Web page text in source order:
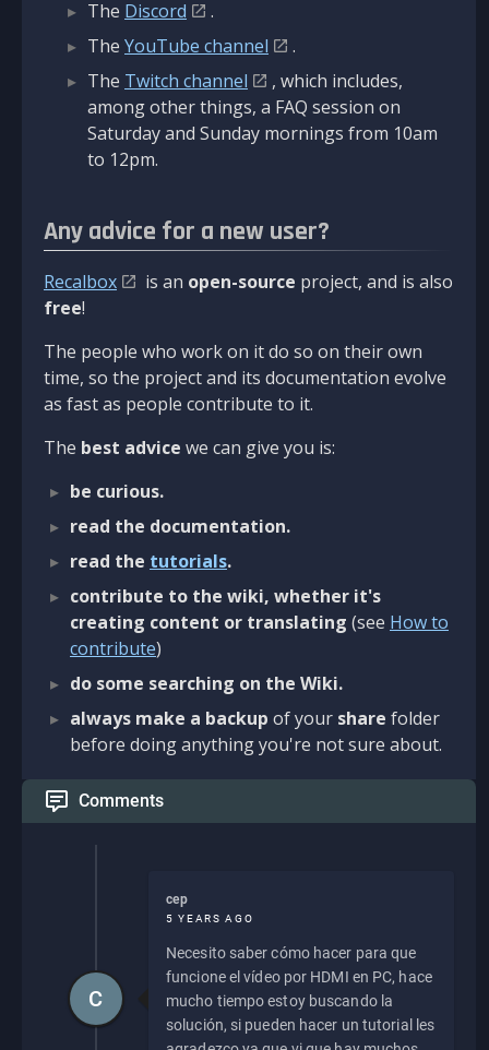
The Discord
.
The YouTube channel
.
The Twitch channel
, which includes,
among other things, a FAQ session on
Saturday and Sunday mornings from 10am
to 12pm.
Any advice for a new user?
Recalbox is an open-source project, and is also
free!
The people who work on it do so on their own
time, so the project and its documentation evolve
as fast as people contribute to it.
The best advice we can give you is:
be curious.
read the documentation.
read the tutorials.
contribute to the wiki, whether it's
creating content or translating (see How to
contribute)
do some searching on the Wiki.
always make a backup of your share folder
before doing anything you're not sure about.
Comments
cep
5 YEARS AGO
Necesito saber cómo hacer para que
funcione el vídeo por HDMI en PC, hace
mucho tiempo estoy buscando la
solución, si pueden hacer un tutorial les
C